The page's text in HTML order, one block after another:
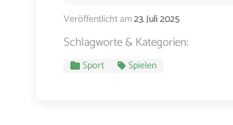
Veröffentlicht am23. Juli 2025
Schlagworte & Kategorien:
Sport Spielen